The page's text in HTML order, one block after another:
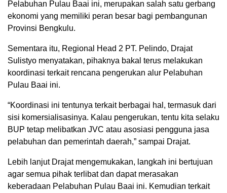
Pelabuhan Pulau Baai ini, merupakan salah satu gerbang
ekonomi yang memiliki peran besar bagi pembangunan
Provinsi Bengkulu.
Sementara itu, Regional Head 2 PT. Pelindo, Drajat
Sulistyo menyatakan, pihaknya bakal terus melakukan
koordinasi terkait rencana pengerukan alur Pelabuhan
Pulau Baai ini.
“Koordinasi ini tentunya terkait berbagai hal, termasuk dari
sisi komersialisasinya. Kalau pengerukan, tentu kita selaku
BUP tetap melibatkan JVC atau asosiasi pengguna jasa
pelabuhan dan pemerintah daerah,” sampai Drajat.
Lebih lanjut Drajat mengemukakan, langkah ini bertujuan
agar semua pihak terlibat dan dapat merasakan
keberadaan Pelabuhan Pulau Baai ini. Kemudian terkait